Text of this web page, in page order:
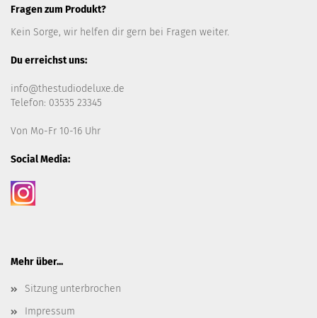
Fragen zum Produkt?
Kein Sorge, wir helfen dir gern bei Fragen weiter.
Du erreichst uns:
info@thestudiodeluxe.de
Telefon: 03535 23345
Von Mo-Fr 10-16 Uhr
Social Media:
Mehr über...
Sitzung unterbrochen
Impressum